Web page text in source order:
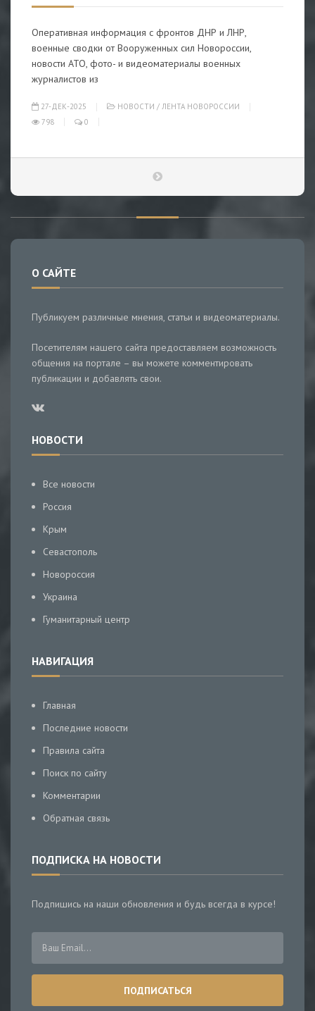
Оперативная информация с фронтов ДНР и ЛНР,
военные сводки от Вооруженных сил Новороссии,
новости АТО, фото- и видеоматериалы военных
журналистов из
27-ДЕК-2025 НОВОСТИ / ЛЕНТА НОВОРОССИИ
798
0
О САЙТЕ
Публикуем различные мнения, статьи и видеоматериалы.
Посетителям нашего сайта предоставляем возможность
общения на портале – вы можете комментировать
публикации и добавлять свои.
НОВОСТИ
Все новости
Россия
Крым
Севастополь
Новороссия
Украина
Гуманитарный центр
НАВИГАЦИЯ
Главная
Последние новости
Правила сайта
Поиск по сайту
Комментарии
Обратная связь
ПОДПИСКА НА НОВОСТИ
Подпишись на наши обновления и будь всегда в курсе!